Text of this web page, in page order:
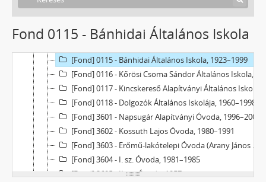
Fond 0115 - Bánhidai Általános Iskola
[Fond] 0111 - Széchenyi István Általános Iskola, 1899–1953
[Fond] 0112 - József Attila Általános Iskola, 1948–1999
[Fond] 0113 - I. sz. Újvárosi (Móra Ferenc, Mező Imre Általános Iskola), 1955–1994
[Fond] 0115 - Bánhidai Általános Iskola, 1923–1999
[Fond] 0116 - Kőrösi Csoma Sándor Általános Iskola, 1993–1999
[Fond] 0117 - Kincskereső Alapítványi Általános Iskola, 1992–2009
[Fond] 0118 - Dolgozók Általános Iskolája, 1960–1998
[Fond] 3601 - Napsugár Alapítványi Óvoda, 1996–2003
[Fond] 3602 - Kossuth Lajos Óvoda, 1980–1991
[Fond] 3603 - Erőmű-lakótelepi Óvoda (Arany János Óvoda részlege), 1969–2005
[Fond] 3604 - I. sz. Óvoda, 1981–1985
[Fond] 3605 - II. sz. Óvoda, 1957